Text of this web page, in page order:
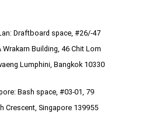
Draftboard space, #26/-47
Wrakarn Building, 46 Chit Lom
Lumphini, Bangkok 10330
Bash space, #03-01, 79
Crescent, Singapore 139955